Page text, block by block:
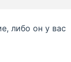
либо он у вас